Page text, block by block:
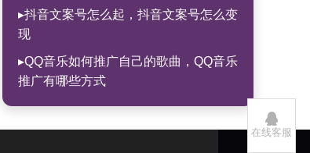
▸抖音文案号怎么起，抖音文案号怎么变
现
▸QQ音乐如何推广自己的歌曲，QQ音乐
推广有哪些方式
在线客服